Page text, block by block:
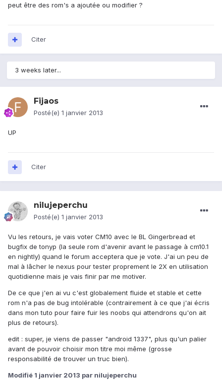
peut être des rom's a ajoutée ou modifier ?
Citer
3 weeks later...
Fijaos
Posté(e) 1 janvier 2013
UP
Citer
nilujeperchu
Posté(e) 1 janvier 2013
Vu les retours, je vais voter CM10 avec le BL Gingerbread et
bugfix de tonyp (la seule rom d'avenir avant le passage à cm10.1
en nightly) quand le forum acceptera que je vote. J'ai un peu de
mal à lâcher le nexus pour tester proprement le 2X en utilisation
quotidienne mais je vais finir par me motiver.
De ce que j'en ai vu c'est globalement fluide et stable et cette
rom n'a pas de bug intolérable (contrairement à ce que j'ai écris
dans mon tuto pour faire fuir les noobs qui attendrons qu'on ait
plus de retours).
edit : super, je viens de passer "android 1337", plus qu'un palier
avant de pouvoir choisir mon titre moi même (grosse
responsabilité de trouver un truc bien).
Modifié 1 janvier 2013 par nilujeperchu